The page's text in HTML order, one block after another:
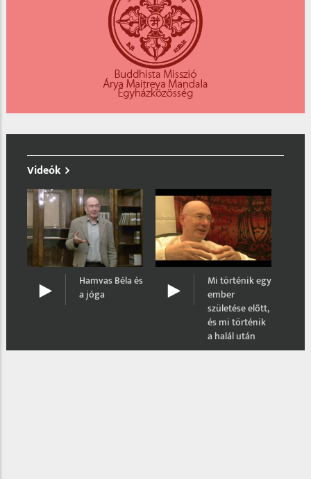
Videók
Mi történik egy
ember
Menj végig az
úton!